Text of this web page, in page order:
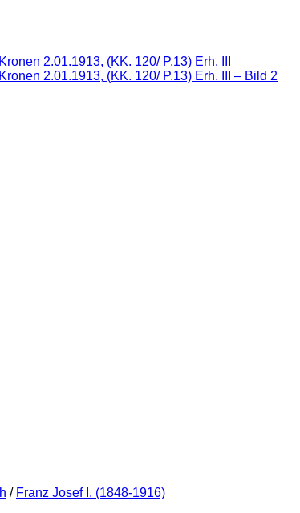
/ Franz Josef I. (1848-1916)